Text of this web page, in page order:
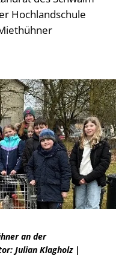
Hochlandschule
an der
Julian Klagholz |